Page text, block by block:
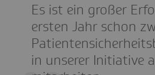
Es ist ein großer
ersten Jahr schon
in unserer Initiative